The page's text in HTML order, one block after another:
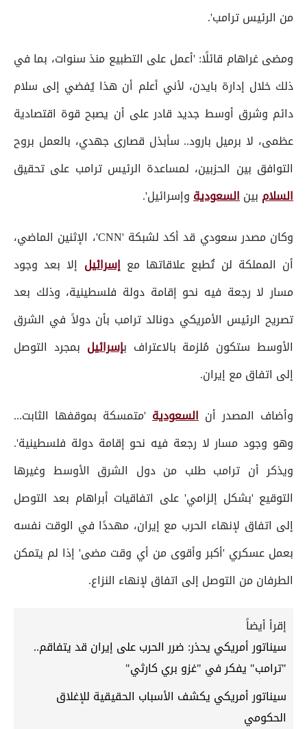
من الرئيس ترامب'.
ومضى غراهام قائلًا: 'أعمل على التطبيع منذ سنوات، بما في
ذلك خلال إدارة بايدن، لأني أعلم أن هذا يُفضي إلى سلام
دائم وشرق أوسط جديد قادر على أن يصبح قوة اقتصادية
عظمى، لا برميل بارود.. سأبذل قصارى جهدي، بالعمل بروح
التوافق بين الحزبين، لمساعدة الرئيس ترامب على تحقيق
السلام بينالسعوديةوإسرائيل'.
وكان مصدر سعودي قد أكد لشبكة 'CNN'، الإثنين الماضي،
أن المملكة لن تُطبع علاقاتها معإسرائيل إلا بعد وجود
مسار لا رجعة فيه نحو إقامة دولة فلسطينية، وذلك بعد
تصريح الرئيس الأمريكي دونالد ترامب بأن دولاً في الشرق
الأوسط ستكون مُلزمة بالاعتراف بإسرائيل بمجرد التوصل
إلى اتفاق مع إيران.
وأضاف المصدر أن السعودية 'متمسكة بموقفها الثابت...
وهو وجود مسار لا رجعة فيه نحو إقامة دولة فلسطينية'.
ويذكر أن ترامب طلب من دول الشرق الأوسط وغيرها
التوقيع 'بشكل إلزامي' على اتفاقيات أبراهام بعد التوصل
إلى اتفاق لإنهاء الحرب مع إيران، مهددًا في الوقت نفسه
بعمل عسكري 'أكبر وأقوى من أي وقت مضى' إذا لم يتمكن
الطرفان من التوصل إلى اتفاق لإنهاء النزاع.
إقرأ أيضاً
سيناتور أمريكي يحذر: ضرر الحرب على إيران قد يتفاقم..
"ترامب" يفكر في "غزو بري كارثي"
سيناتور أمريكي يكشف الأسباب الحقيقية للإغلاق
الحكومي